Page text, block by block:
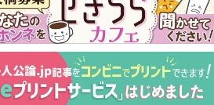
の棲家までどうす
る？60代からの家
モンダイ
最新号